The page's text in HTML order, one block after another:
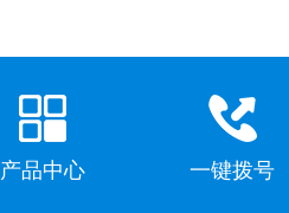
产品中心 一键拨号